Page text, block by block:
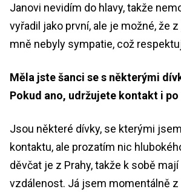
Janovi nevidím do hlavy, takže
vyřadil jako první, ale je možné, že
mně nebyly sympatie, což
Měla jste šanci se s některými
Pokud ano, udržujete kontakt i
Jsou některé dívky, se kterými
kontaktu, ale prozatím nic
děvčat je z Prahy, takže k sobě
vzdálenost. Já jsem momentálně z